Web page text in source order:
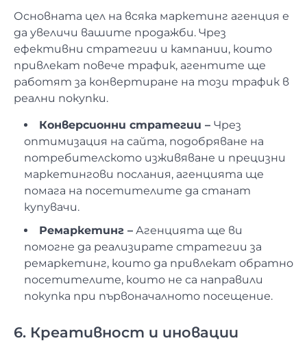
Основната цел на всяка маркетинг агенция е
да увеличи вашите продажби. Чрез
ефективни стратегии и кампании, които
привлекат повече трафик, агентите ще
работят за конвертиране на този трафик в
реални покупки.
Конверсионни стратегии – Чрез
оптимизация на сайта, подобряване на
потребителското изживяване и прецизни
маркетингови послания, агенцията ще
помага на посетителите да станат
купувачи.
Ремаркетинг – Агенцията ще ви
помогне да реализирате стратегии за
ремаркетинг, които да привлекат обратно
посетителите, които не са направили
покупка при първоначалното посещение.
6. Креативност и иновации